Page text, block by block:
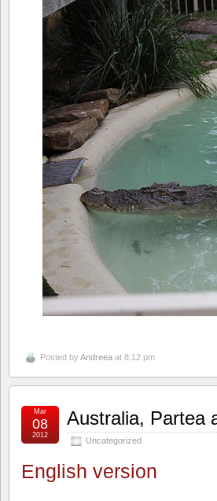
Posted byAndreea at 8:12 pm
Australia, Partea
Uncategorized
Mar
08
2012
English version